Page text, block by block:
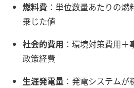
燃料費 ：単位数量あたりの
乗じた値
社会的費用 ：環境対策費用
政策経費
生涯発電量 ：発電システム